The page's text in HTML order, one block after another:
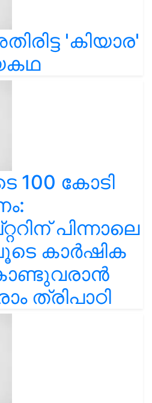
'കിയാര'
100 കോടി
പിന്നാലെ
കാർഷിക
ത്രിപാഠി